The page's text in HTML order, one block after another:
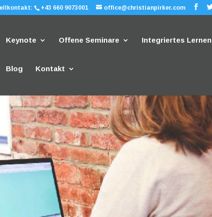
+43 660 9073001 office@christianpirker.com
Keynote Offene Seminare Integriertes Lernen
Blog Kontakt